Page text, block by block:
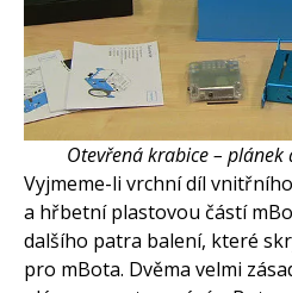
Otevřená krabice –
Vyjmeme-li vrchní díl
a hřbetní plastovou částí
dalšího patra balení, které
pro mBota. Dvěma velmi